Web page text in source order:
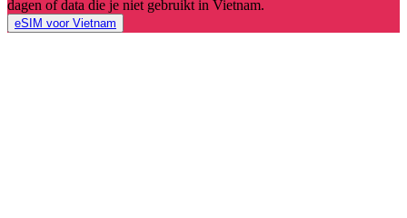
dagen of data die je niet gebruikt in Vietnam.
eSIM voor Vietnam